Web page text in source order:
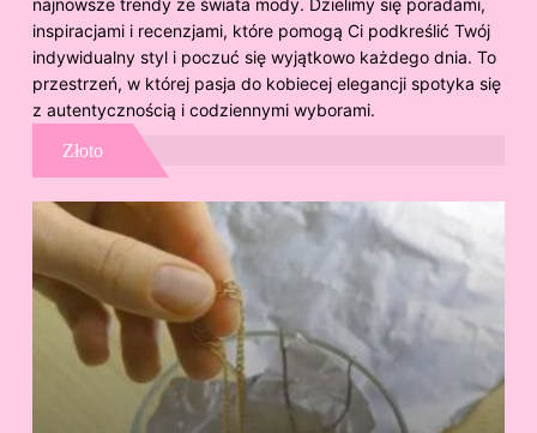
inspiracjami i recenzjami, które pomogą Ci podkreślić Twój
indywidualny styl i poczuć się wyjątkowo każdego dnia. To
przestrzeń, w której pasja do kobiecej elegancji spotyka się
z autentycznością i codziennymi wyborami.
Złoto